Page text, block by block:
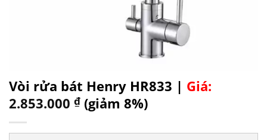
Vòi rửa bát Henry HR833 | Giá:
2.853.000 ₫ (giảm 8%)